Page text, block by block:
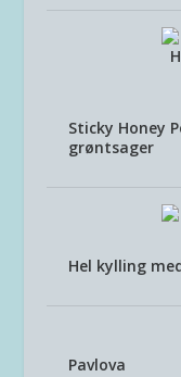
Sticky Honey
grøntsager
Hel kylling
Pavlova